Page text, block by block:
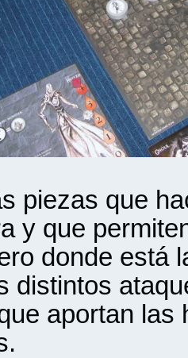
piezas que
y que
donde está
distintos
aportan las